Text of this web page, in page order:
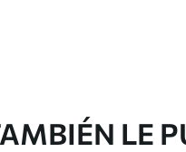
LE